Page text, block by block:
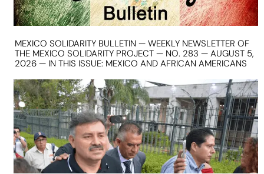
MEXICO SOLIDARITY BULLETIN — WEEKLY NEWSLETTER OF
THE MEXICO SOLIDARITY PROJECT — NO. 283 — AUGUST 5,
2026 — IN THIS ISSUE: MEXICO AND AFRICAN AMERICANS